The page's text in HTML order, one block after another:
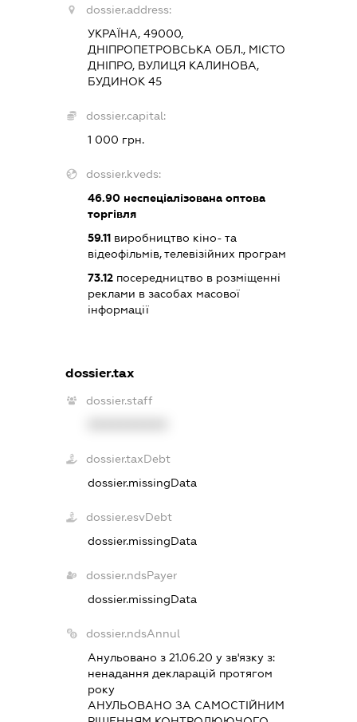
dossier.address:
УКРАЇНА, 49000,
ДНІПРОПЕТРОВСЬКА ОБЛ., МІСТО
ДНІПРО, ВУЛИЦЯ КАЛИНОВА,
БУДИНОК 45
dossier.capital:
1 000 грн.
dossier.kveds:
46.90 неспеціалізована оптова
торгівля
59.11 виробництво кіно- та
відеофільмів, телевізійних програм
73.12 посередництво в розміщенні
реклами в засобах масової
інформації
dossier.tax
dossier.staff
dossier.taxDebt
dossier.missingData
dossier.esvDebt
dossier.missingData
dossier.ndsPayer
dossier.missingData
dossier.ndsAnnul
Анульовано з 21.06.20 у зв'язку з:
ненадання декларацiй протягом
року
АНУЛЬОВАНО ЗА САМОСТIЙНИМ